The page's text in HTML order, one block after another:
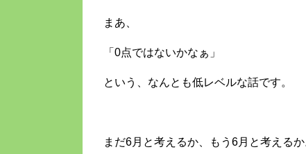
まあ、
「0点ではないかなぁ」
という、なんとも低レベルな話です。
まだ6月と考えるか、もう6月と考えるか